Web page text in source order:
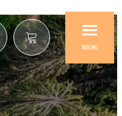
MENU